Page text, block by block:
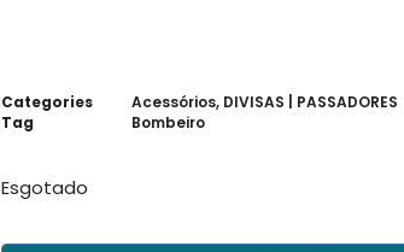
Categories Acessórios, DIVISAS | PASSADORES
Tag
Bombeiro
Esgotado